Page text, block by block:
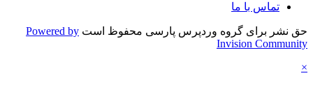
تماس با ما
حق نشر برای گروه وردپرس پارسی محفوظ است Powered by
Invision Community
×